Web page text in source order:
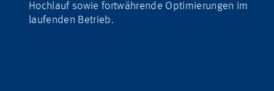
Hochlauf sowie fortwährende Optimierungen im
laufenden Betrieb.